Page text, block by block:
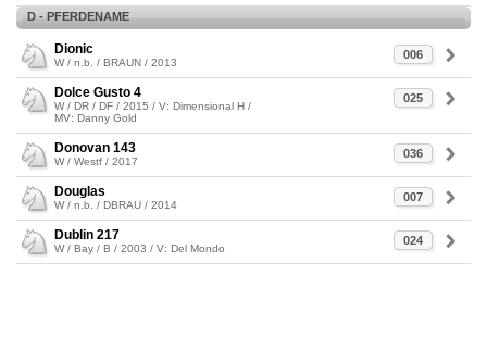
D - PFERDENAME
006
Dionic
W / n.b. / BRAUN / 2013
025
Dolce Gusto 4
W / DR / DF / 2015 / V: Dimensional H /
MV: Danny Gold
036
Donovan 143
W / Westf / 2017
007
Douglas
W / n.b. / DBRAU / 2014
024
Dublin 217
W / Bay / B / 2003 / V: Del Mondo